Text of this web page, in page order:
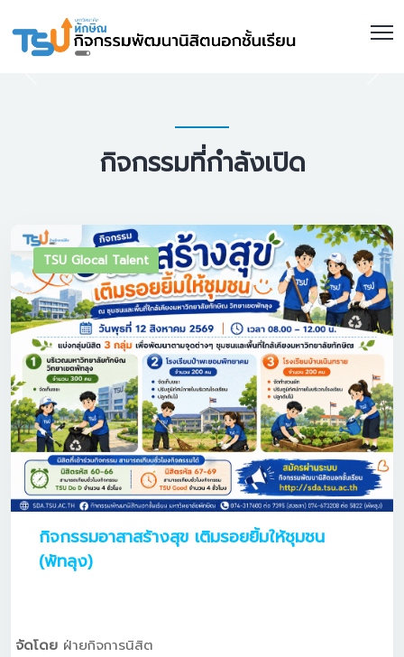
กิจกรรมที่กำลังเปิด
TSU Glocal Talent
กิจกรรมอาสาสร้างสุข เติมรอยยิ้มให้ชุมชน
(พัทลุง)
จัดโดย ฝ่ายกิจการนิสิต